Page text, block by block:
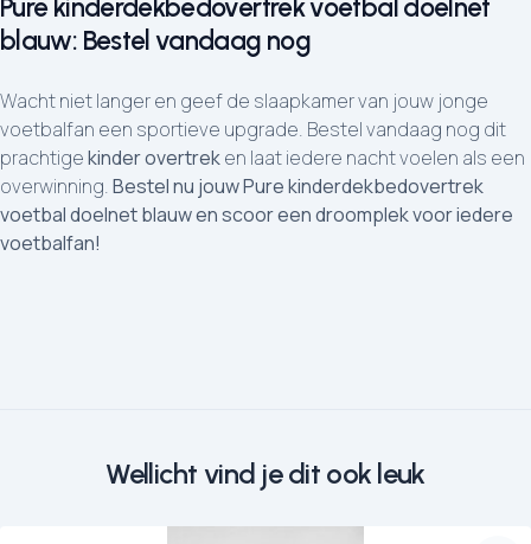
Pure kinderdekbedovertrek voetbal doelnet
blauw: Bestel vandaag nog
Wacht niet langer en geef de slaapkamer van jouw jonge
voetbalfan een sportieve upgrade. Bestel vandaag nog dit
prachtigekinder overtreken laat iedere nacht voelen als een
overwinning.Bestel nu jouw Pure kinderdekbedovertrek
voetbal doelnet blauw en scoor een droomplek voor iedere
voetbalfan!
Wellicht vind je dit ook leuk